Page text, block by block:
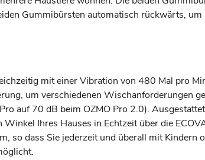
Gummibürsten automatisch rückwärts,
mit einer Vibration von 480 Mal pro
um verschiedenen Wischanforderungen
auf 70 dB beim OZMO Pro 2.0).
Ihres Hauses in Echtzeit über die
so dass Sie jederzeit und überall mit Kindern